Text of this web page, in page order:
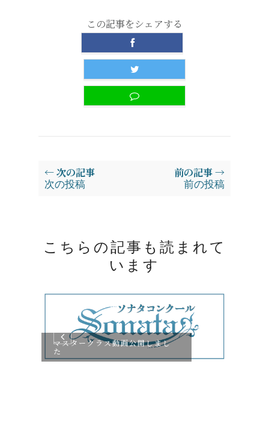
この記事をシェアする
← 次の記事
次の投稿
前の記事 →
前の投稿
こちらの記事も読まれて
います
マスタークラス動画公開しまし
た